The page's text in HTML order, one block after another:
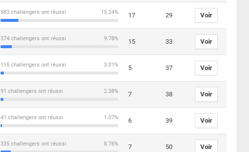
15.24%
583 challengers ont réussi 17 29 Voir
9.78%
374 challengers ont réussi 15 33 Voir
3.01%
115 challengers ont réussi 5 37 Voir
2.38%
91 challengers ont réussi 7 38 Voir
1.07%
41 challengers ont réussi 6 39 Voir
8.76%
335 challengers ont réussi 7 50 Voir